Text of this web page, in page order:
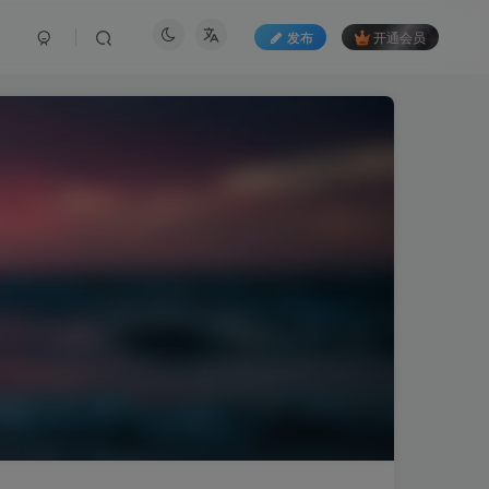
发布 开通会员